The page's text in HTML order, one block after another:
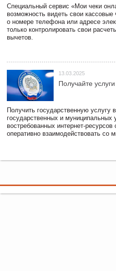
Специальный сервис «Мои чеки
возможность видеть свои
о номере телефона или адресе
только контролировать свои
вычетов.
13.03.2025
Получайте
Получить государственную
государственных и
востребованных интернет-
оперативно взаимодействовать со